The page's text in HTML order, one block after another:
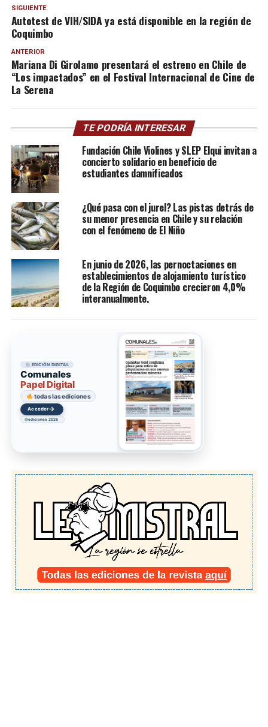
SIGUIENTE
Autotest de VIH/SIDA ya está disponible en la región de
Coquimbo
ANTERIOR
Mariana Di Girolamo presentará el estreno en Chile de
“Los impactados” en el Festival Internacional de Cine de
La Serena
TE PODRÍA INTERESAR
Fundación Chile Violines y SLEP Elqui invitan a
concierto solidario en beneficio de
estudiantes damnificados
¿Qué pasa con el jurel? Las pistas detrás de
su menor presencia en Chile y su relación
con el fenómeno de El Niño
En junio de 2026, las pernoctaciones en
establecimientos de alojamiento turístico
de la Región de Coquimbo crecieron 4,0%
interanualmente.
EDICIÓN DIGITAL
Comunales
Papel Digital
todas las ediciones
Acceder→
ediciones 2026